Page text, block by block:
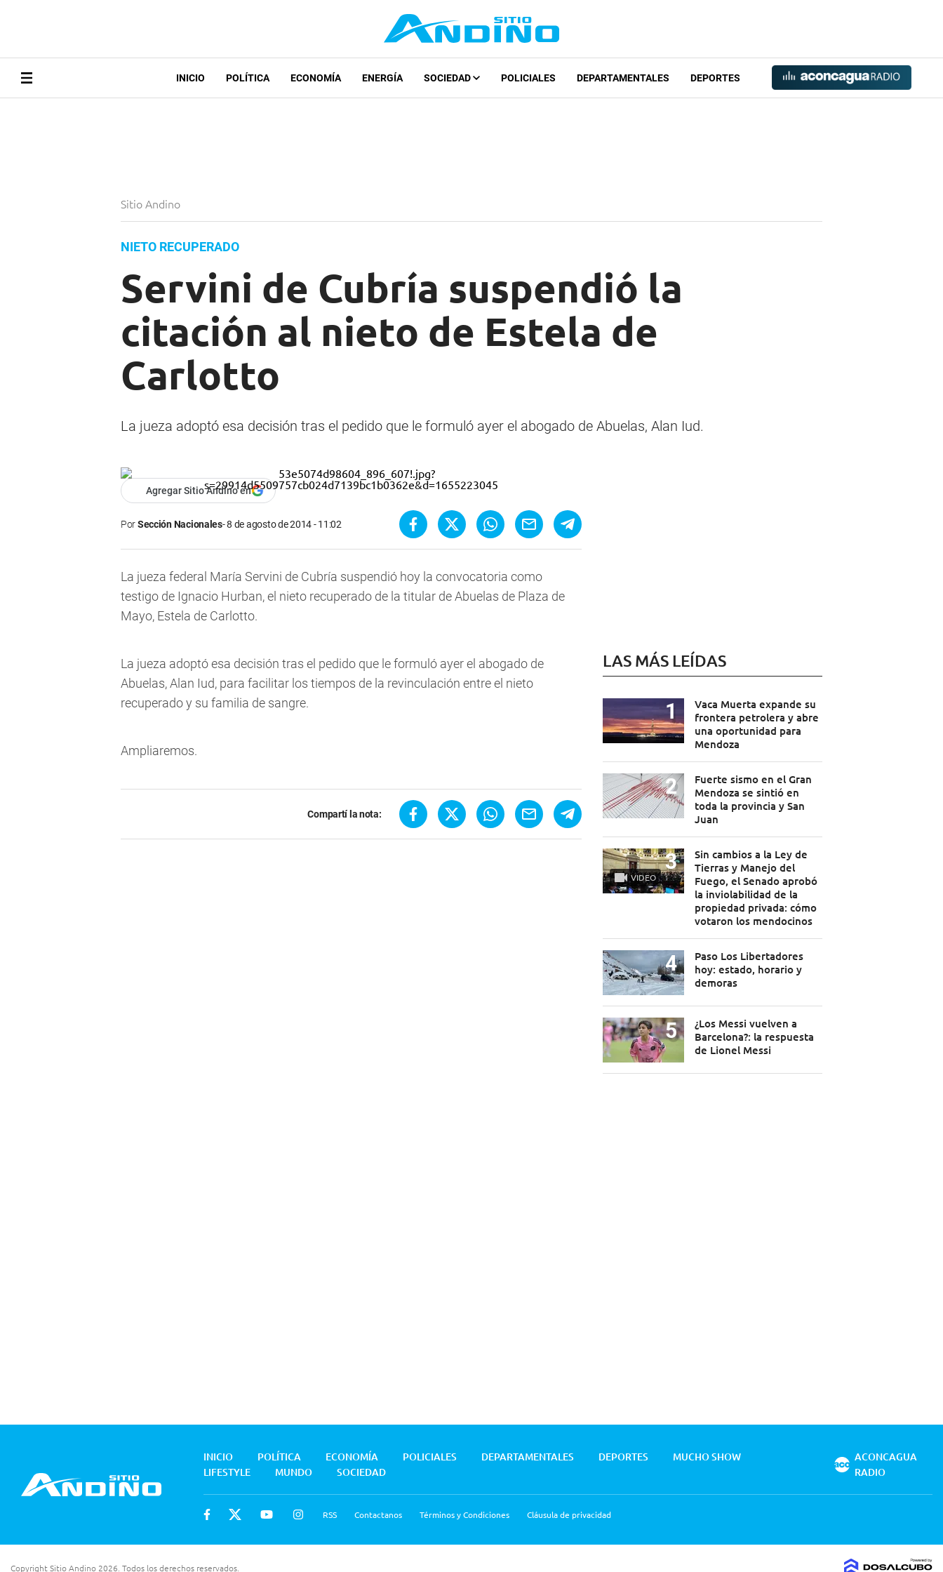
INICIO POLÍTICA ECONOMÍA ENERGÍA SOCIEDAD POLICIALES DEPARTAMENTALES DEPORTES
Sitio Andino
NIETO RECUPERADO
Servini de Cubría suspendió la
citación al nieto de Estela de
Carlotto
La jueza adoptó esa decisión tras el pedido que le formuló ayer el abogado de Abuelas, Alan Iud.
Agregar Sitio Andino en
PorSección Nacionales 8 de agosto de 2014 - 11:02
La jueza federal María Servini de Cubría suspendió hoy la convocatoria como
testigo de Ignacio Hurban, el nieto recuperado de la titular de Abuelas de Plaza de
Mayo, Estela de Carlotto.
La jueza adoptó esa decisión tras el pedido que le formuló ayer el abogado de
Abuelas, Alan Iud, para facilitar los tiempos de la revinculación entre el nieto
recuperado y su familia de sangre.
Ampliaremos.
Compartí la nota:
LAS MÁS LEÍDAS
Vaca Muerta expande su
frontera petrolera y abre
una oportunidad para
Mendoza
Fuerte sismo en el Gran
Mendoza se sintió en
toda la provincia y San
Juan
VIDEO
Sin cambios a la Ley de
Tierras y Manejo del
Fuego, el Senado aprobó
la inviolabilidad de la
propiedad privada: cómo
votaron los mendocinos
Paso Los Libertadores
hoy: estado, horario y
demoras
¿Los Messi vuelven a
Barcelona?: la respuesta
de Lionel Messi
INICIO POLÍTICA ECONOMÍA POLICIALES DEPARTAMENTALES DEPORTES
MUCHO SHOW
LIFESTYLE
MUNDO SOCIEDAD
RSS Contactanos Términos y Condiciones Cláusula de privacidad
ACONCAGUA
RADIO
Copyright Sitio Andino 2026. Todos los derechos reservados.